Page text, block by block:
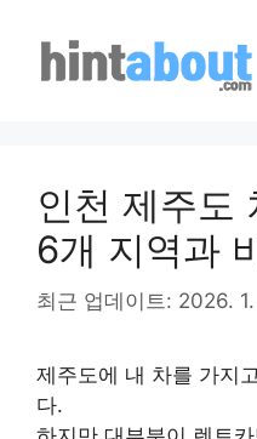
content
인천 제주도
6개 지역과
최근 업데이트: 2026.
제주도에 내 차를 가지
다.